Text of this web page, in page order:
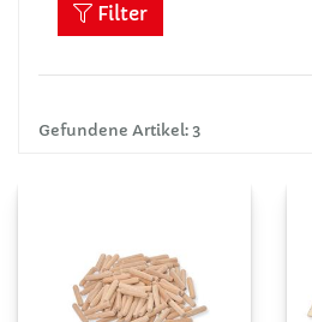
Gefundene Artikel: 3
Filter